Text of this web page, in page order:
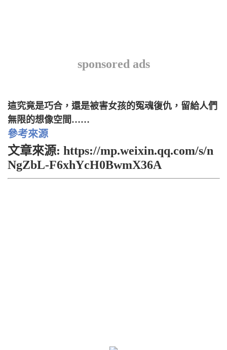
sponsored ads
這究竟是巧合，還是被害女孩的冤魂復仇，留給人們
無限的想像空間……
參考來源
文章來源: https://mp.weixin.qq.com/s/n
NgZbL-F6xhYcH0BwmX36A